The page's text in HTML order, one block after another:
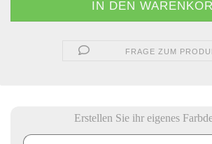
FRAGE ZUM
Erstellen Sie ihr eigenes